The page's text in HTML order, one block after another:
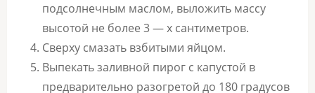
подсолнечным маслом, выложить массу
высотой не более 3 — х сантиметров.
Сверху смазать взбитыми яйцом.
Выпекать заливной пирог с капустой в
предварительно разогретой до 180 градусов